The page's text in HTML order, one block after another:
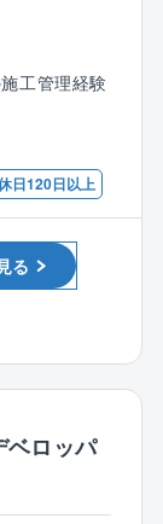
管理未経験
は歓迎で
験がある方
のでご安心
えながら仕
組合に対し
ション)を行
工程管理や
ます。
、改修、計
費用を把握
等の結果を
いただいた
工管理経験
理技士・電
日120日以上
る
ベロッパ